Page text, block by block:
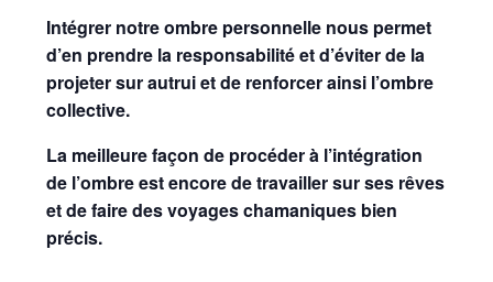
Intégrer notre ombre personnelle nous permet
d’en prendre la responsabilité et d’éviter de la
projeter sur autrui et de renforcer ainsi l’ombre
collective.
La meilleure façon de procéder à l’intégration
de l’ombre est encore de travailler sur ses rêves
et de faire des voyages chamaniques bien
précis.